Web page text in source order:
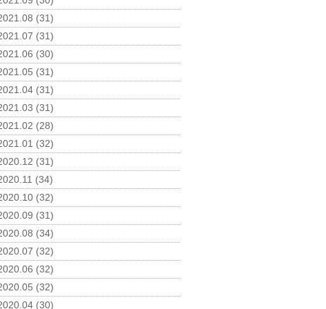
(31)
(31)
(30)
(31)
(31)
(31)
(28)
(32)
(31)
(34)
(32)
(31)
(34)
(32)
(32)
(32)
(30)